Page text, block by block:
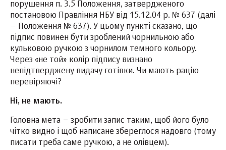
порушення п. 3.5 Положення, затвердженого
постановою Правління НБУ від 15.12.04 р. № 637 (далі
– Положення № 637). У цьому пункті сказано, що
підпис повинен бути зроблений чорнильною або
кульковою ручкою з чорнилом темного кольору.
Через «не той» колір підпису визнано
непідтверджену видачу готівки. Чи мають рацію
перевіряючі?
Ні, не мають.
Головна мета – зробити запис таким, щоб його було
чітко видно і щоб написане збереглося надовго (тому
писати треба саме ручкою, а не олівцем).